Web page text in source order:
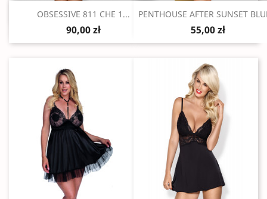
Szybki podgląd
OBSESSIVE 811 CHE 1...
90,00 zł
Szybki podgląd
PENTHOUSE AFTER SUNSET
55,00 zł